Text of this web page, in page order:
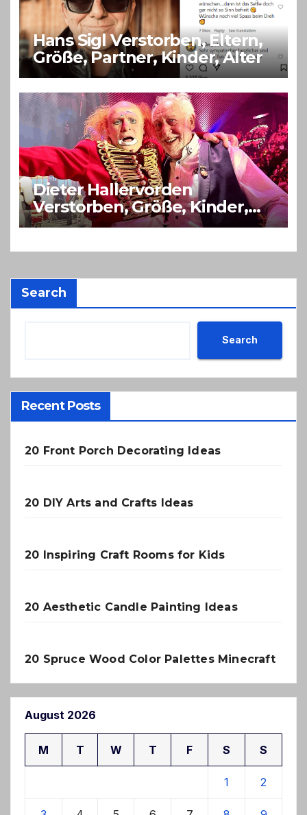
Hans Sigl Verstorben, Eltern,
Größe, Partner, Kinder, Alter
Dieter Hallervorden
Verstorben, Größe, Kinder,
Alter, Eltern
Search
Search
Recent Posts
20 Front Porch Decorating Ideas
20 DIY Arts and Crafts Ideas
20 Inspiring Craft Rooms for Kids
20 Aesthetic Candle Painting Ideas
20 Spruce Wood Color Palettes Minecraft
August 2026
M T W T F S S
1 2